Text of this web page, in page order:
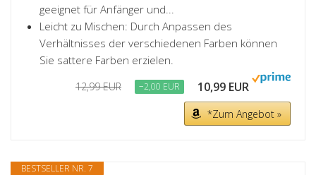
geeignet für Anfänger und...
Leicht zu Mischen: Durch Anpassen des
Verhältnisses der verschiedenen Farben können
Sie sattere Farben erzielen.
12,99 EUR −2,00 EUR 10,99 EUR
*Zum Angebot »
BESTSELLER NR. 7